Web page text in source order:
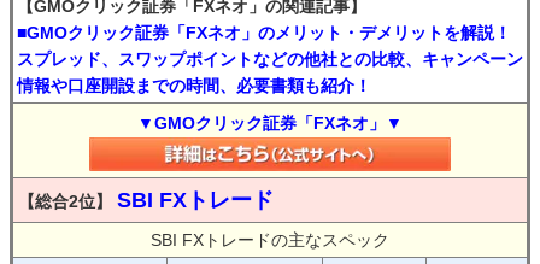
【GMOクリック証券「FXネオ」の関連記事】
■GMOクリック証券「FXネオ」のメリット・デメリットを解説！
スプレッド、スワップポイントなどの他社との比較、キャンペーン
情報や口座開設までの時間、必要書類も紹介！
▼GMOクリック証券「FXネオ」▼
【総合2位】 SBI FXトレード
SBI FXトレードの主なスペック